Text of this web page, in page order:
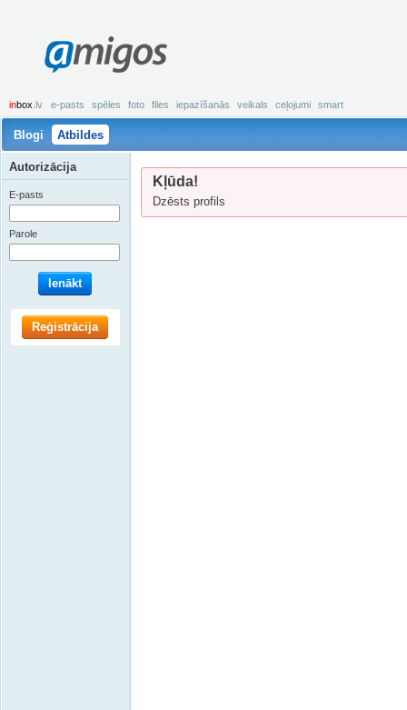
amigos
inbox .lv e-pasts spēles foto files iepazīšanās veikals ceļojumi smart
Blogi Atbildes
Kļūda!
Dzēsts profils
Autorizācija
E-pasts
Parole
Ienākt
Reģistrācija